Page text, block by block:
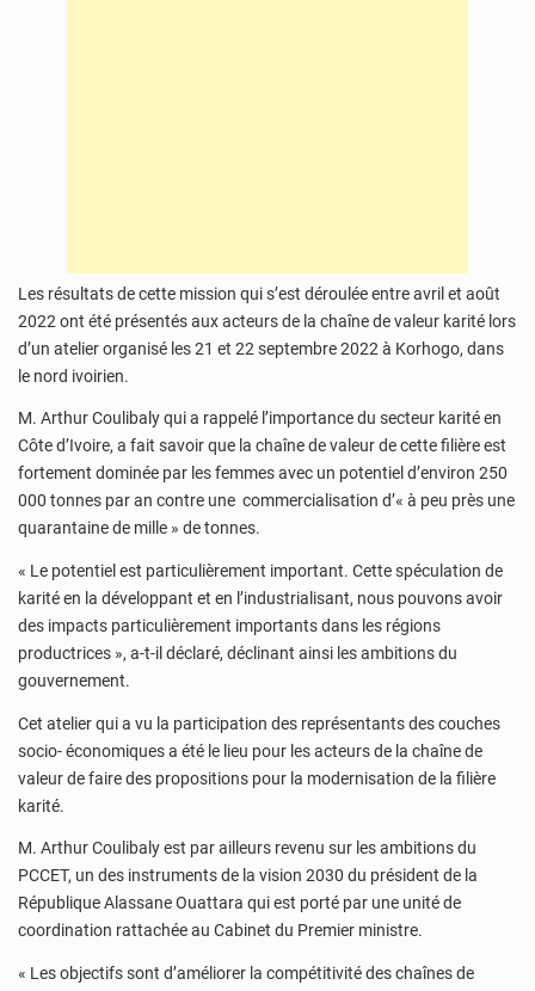
Les résultats de cette mission qui s’est déroulée entre avril et août
2022 ont été présentés aux acteurs de la chaîne de valeur karité lors
d’un atelier organisé les 21 et 22 septembre 2022 à Korhogo, dans
le nord ivoirien.
M. Arthur Coulibaly qui a rappelé l’importance du secteur karité en
Côte d’Ivoire, a fait savoir que la chaîne de valeur de cette filière est
fortement dominée par les femmes avec un potentiel d’environ 250
000 tonnes par an contre une commercialisation d’« à peu près une
quarantaine de mille » de tonnes.
« Le potentiel est particulièrement important. Cette spéculation de
karité en la développant et en l’industrialisant, nous pouvons avoir
des impacts particulièrement importants dans les régions
productrices », a-t-il déclaré, déclinant ainsi les ambitions du
gouvernement.
Cet atelier qui a vu la participation des représentants des couches
socio- économiques a été le lieu pour les acteurs de la chaîne de
valeur de faire des propositions pour la modernisation de la filière
karité.
M. Arthur Coulibaly est par ailleurs revenu sur les ambitions du
PCCET, un des instruments de la vision 2030 du président de la
République Alassane Ouattara qui est porté par une unité de
coordination rattachée au Cabinet du Premier ministre.
« Les objectifs sont d’améliorer la compétitivité des chaînes de